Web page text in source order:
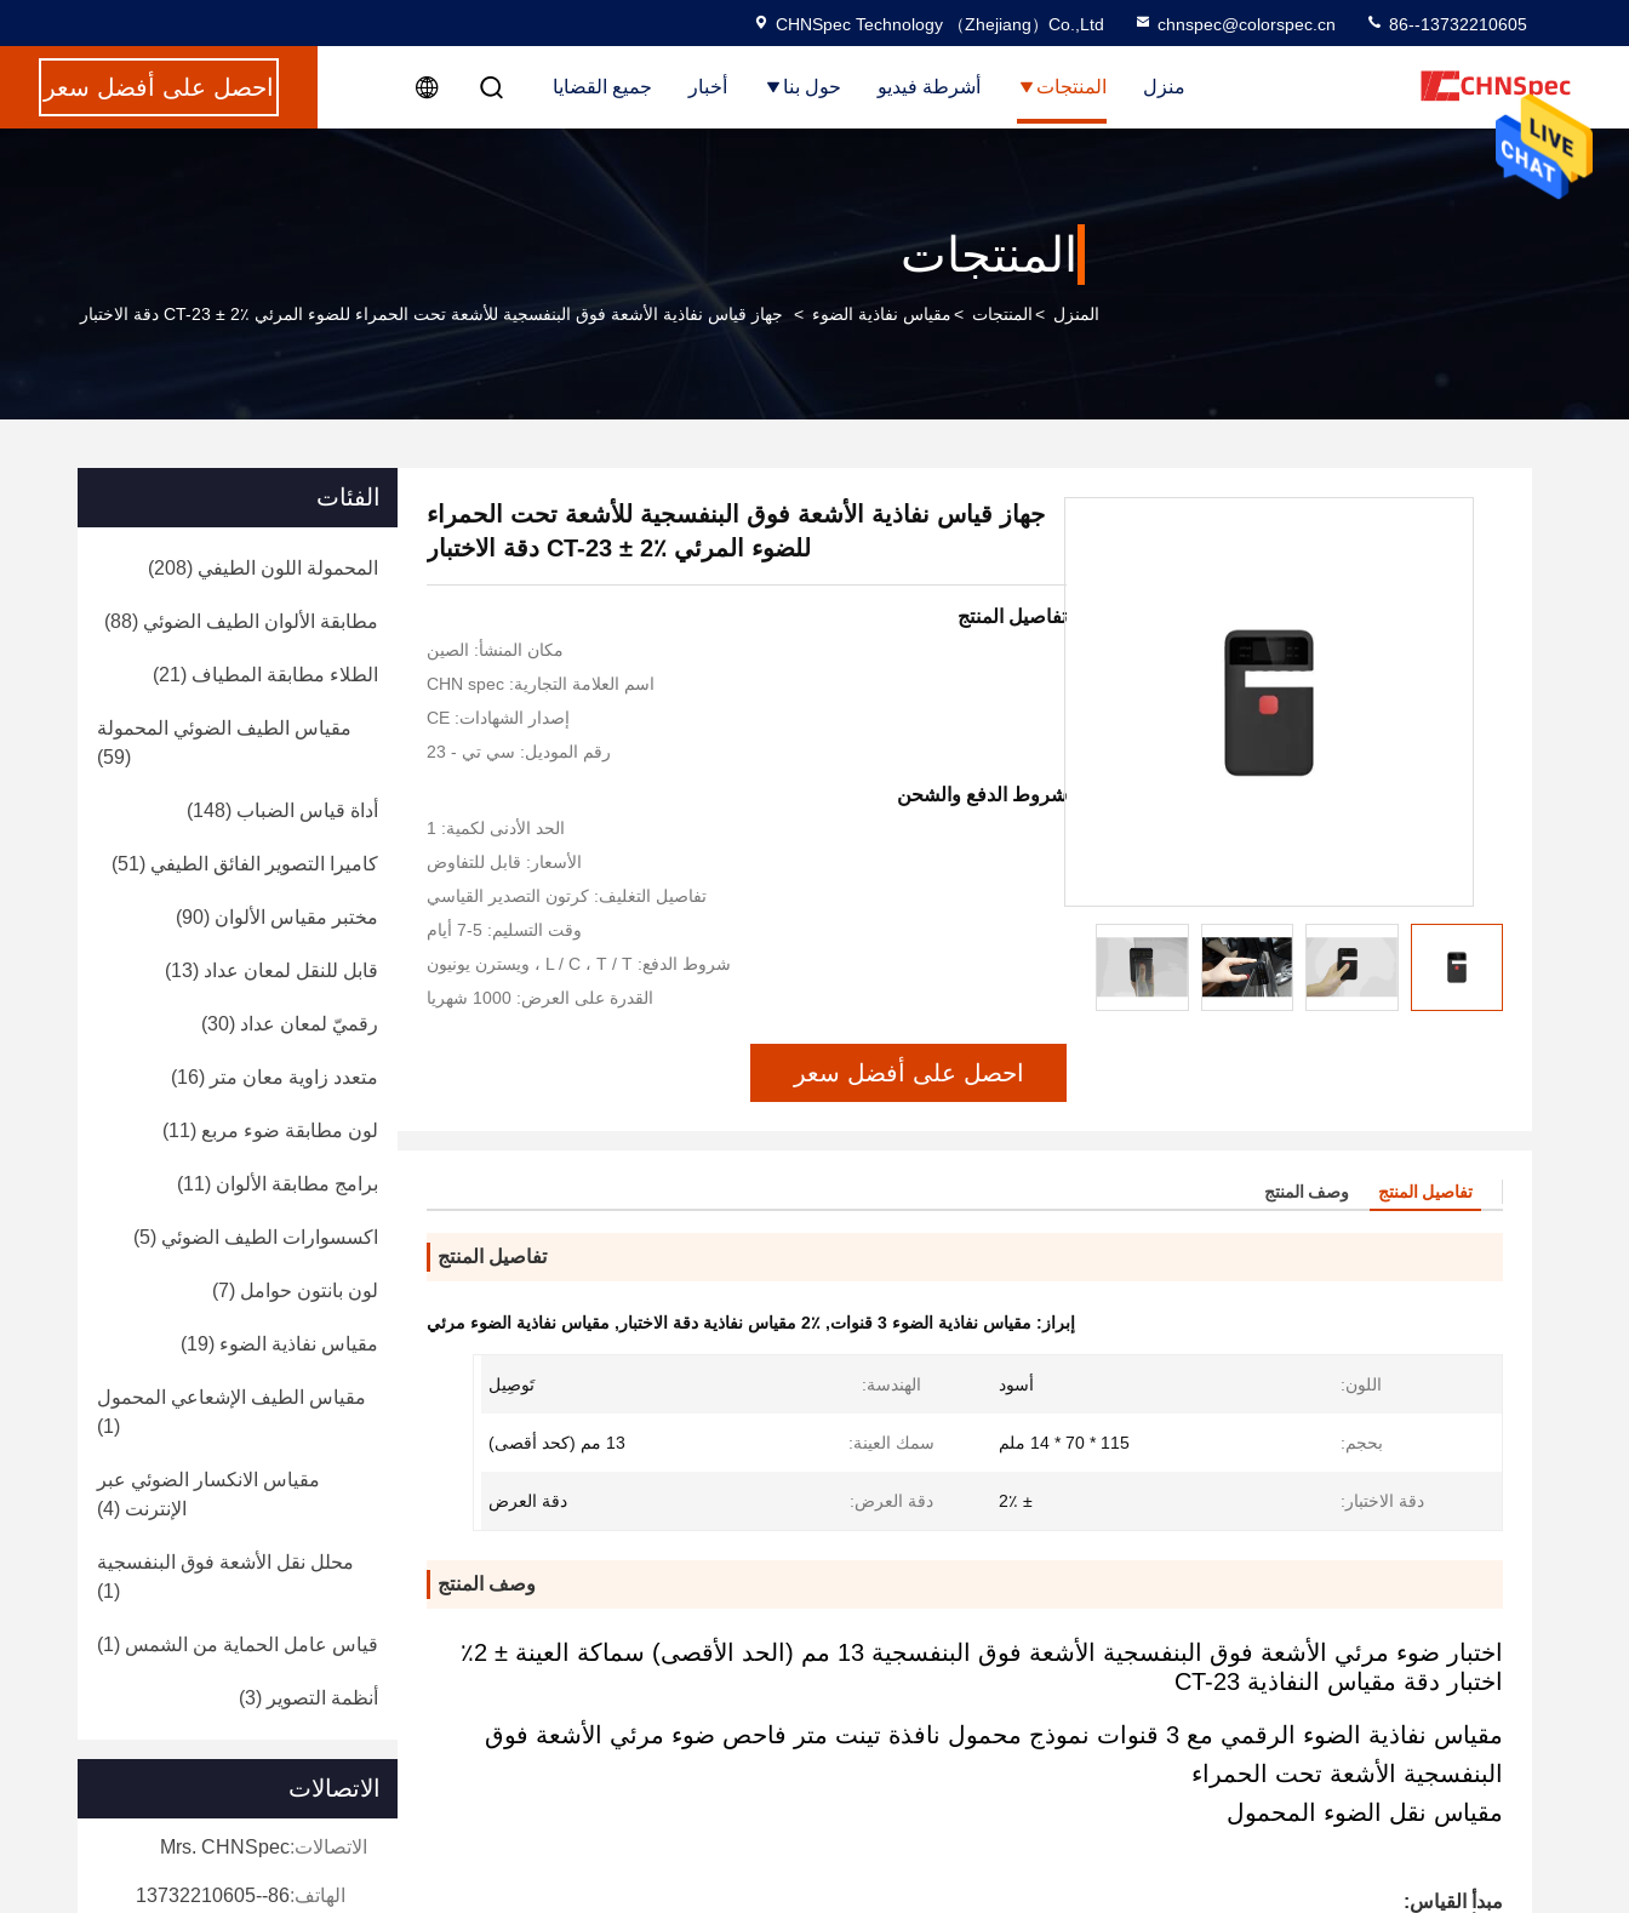
CHNSpec Technology （Zhejiang）Co.,Ltd chnspec@colorspec.cn 86--13732210605
منزل المنتجات أشرطة فيديو حول بنا أخبار جميع القضايا احصل على أفضل سعر
المنتجات
المنزل >المنتجات >مقياس نفاذية الضوء > جهاز قياس نفاذية الأشعة فوق البنفسجية للأشعة تحت الحمراء للضوء المرئي CT-23 ± 2٪ دقة الاختبار
جهاز قياس نفاذية الأشعة فوق البنفسجية للأشعة تحت الحمراء
للضوء المرئي CT-23 ± 2٪ دقة الاختبار
تفاصيل المنتج
مكان المنشأ: الصين
اسم العلامة التجارية: CHN spec
إصدار الشهادات: CE
رقم الموديل: سي تي - 23
شروط الدفع والشحن
الحد الأدنى لكمية: 1
الأسعار: قابل للتفاوض
تفاصيل التغليف: كرتون التصدير القياسي
وقت التسليم: 5-7 أيام
شروط الدفع: L / C ، T / T ، ويسترن يونيون
القدرة على العرض: 1000 شهريا
احصل على أفضل سعر
تفاصيل المنتج وصف المنتج
تفاصيل المنتج
إبراز: مقياس نفاذية الضوء 3 قنوات , 2٪ مقياس نفاذية دقة الاختبار , مقياس نفاذية الضوء مرئي
اللون: أسود الهندسة: تَوصِيل
بحجم: 115 * 70 * 14 ملم سمك العينة: 13 مم (كحد أقصى)
دقة الاختبار: ± 2٪ دقة العرض: دقة العرض
وصف المنتج
اختبار ضوء مرئي الأشعة فوق البنفسجية الأشعة فوق البنفسجية 13 مم (الحد الأقصى) سماكة العينة ± 2٪
اختبار دقة مقياس النفاذية CT-23
مقياس نفاذية الضوء الرقمي مع 3 قنوات نموذج محمول نافذة تينت متر فاحص ضوء مرئي الأشعة فوق
البنفسجية الأشعة تحت الحمراء
مقياس نقل الضوء المحمول
مبدأ القياس:
الفئات
المحمولة اللون الطيفي (208)
مطابقة الألوان الطيف الضوئي (88)
الطلاء مطابقة المطياف (21)
مقياس الطيف الضوئي المحمولة
(59)
أداة قياس الضباب (148)
كاميرا التصوير الفائق الطيفي (51)
مختبر مقياس الألوان (90)
قابل للنقل لمعان عداد (13)
رقميّ لمعان عداد (30)
متعدد زاوية معان متر (16)
لون مطابقة ضوء مربع (11)
برامج مطابقة الألوان (11)
اكسسوارات الطيف الضوئي (5)
لون بانتون حوامل (7)
مقياس نفاذية الضوء (19)
مقياس الطيف الإشعاعي المحمول
(1)
مقياس الانكسار الضوئي عبر
الإنترنت (4)
محلل نقل الأشعة فوق البنفسجية
(1)
قياس عامل الحماية من الشمس (1)
أنظمة التصوير (3)
الاتصالات
الاتصالات:Mrs. CHNSpec
الهاتف:86--13732210605